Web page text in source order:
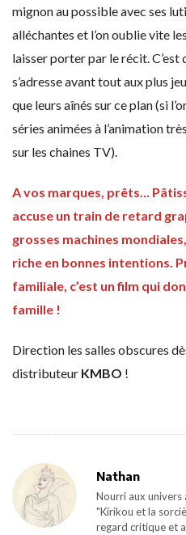
mignon au possible avec ses
alléchantes et l’on oublie vite
laisser porter par le récit. C’est
s’adresse avant tout aux plus
que leurs aînés sur ce plan (si
séries animées à l’animation
sur les chaines TV).
A vos marques, prêts…
accuse un train de retard
grosses machines
riche en bonnes intentions.
familiale, c’est un film qui
famille !
Direction les salles obscures
distributeur KMBO !
Nathan
Nourri aux univers
"Kirikou et la
regard critique et